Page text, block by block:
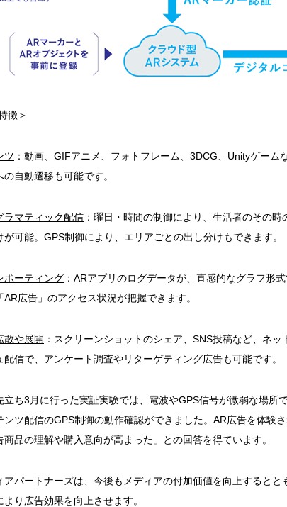
徴＞
ツ ：動画、GIFアニメ、フォトフレーム、3DCG、Unityゲーム
自動遷移も可能です。
マティック配信 ：曜日・時間の制御により、生活者のその
可能。GPS制御により、エリアごとの出し分けもできます。
ーティング ：ARアプリのログデータが、直感的なグラフ形
AR広告」のアクセス状況が把握できます。
や展開 ：スクリーンショットのシェア、SNS投稿など、ネ
配信で、アンケート調査やリターゲティング広告も可能です。
立ち3月に行った実証実験では、電波やGPS信号が微弱な場所
ツ配信のGPS制御の動作確認ができました。AR広告を体験
品の理解や購入意向が高まった」との回答を得ています。
アパートナーズは、今後もメディアの付加価値を向上すると
より広告効果を向上させます。